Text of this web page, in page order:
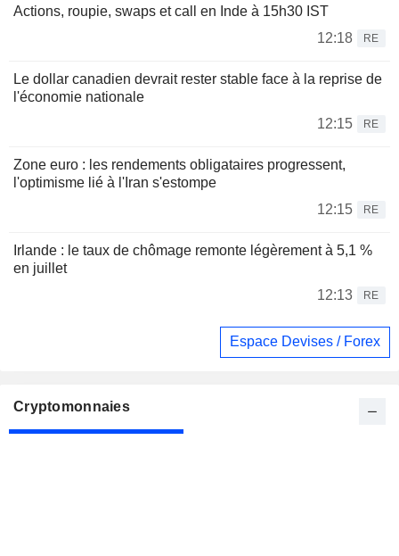
Actions, roupie, swaps et call en Inde à 15h30 IST
12:18
RE
Le dollar canadien devrait rester stable face à la reprise de
l'économie nationale
12:15
RE
Zone euro : les rendements obligataires progressent,
l'optimisme lié à l'Iran s'estompe
12:15
RE
Irlande : le taux de chômage remonte légèrement à 5,1 %
en juillet
12:13
RE
Espace Devises / Forex
Cryptomonnaies